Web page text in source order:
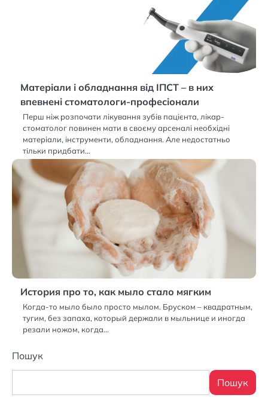
Матеріали і обладнання від ІПСТ – в них
впевнені стоматологи-професіонали
Перш ніж розпочати лікування зубів пацієнта, лікар-
стоматолог повинен мати в своєму арсеналі необхідні
матеріали, інструменти, обладнання. Але недостатньо
тільки придбати…
История про то, как мыло стало мягким
Когда-то мыло было просто мылом. Бруском – квадратным,
тугим, без запаха, который держали в мыльнице и иногда
резали ножом, когда…
Пошук
Пошук